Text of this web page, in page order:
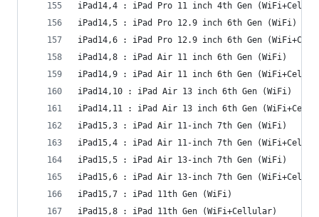
iPad14,4 : iPad Pro 11 inch 4th Gen
iPad14,5 : iPad Pro 12.9 inch 6th Gen (WiFi)
iPad14,6 : iPad Pro 12.9 inch 6th Gen
iPad14,8 : iPad Air 11 inch 6th Gen (WiFi)
iPad14,9 : iPad Air 11 inch 6th Gen
iPad14,10 : iPad Air 13 inch 6th Gen (WiFi)
iPad14,11 : iPad Air 13 inch 6th Gen
iPad15,3 : iPad Air 11-inch 7th Gen (WiFi)
iPad15,4 : iPad Air 11-inch 7th Gen
iPad15,5 : iPad Air 13-inch 7th Gen (WiFi)
iPad15,6 : iPad Air 13-inch 7th Gen
iPad15,7 : iPad 11th Gen (WiFi)
iPad15,8 : iPad 11th Gen (WiFi+Cellular)